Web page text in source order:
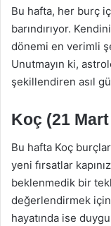
Bu hafta, her burç
barındırıyor.
dönemi en verimli
Unutmayın ki,
şekillendiren asıl
Koç (21
Bu hafta Koç
yeni fırsatlar
beklenmedik bir
değerlendirmek için
hayatında ise